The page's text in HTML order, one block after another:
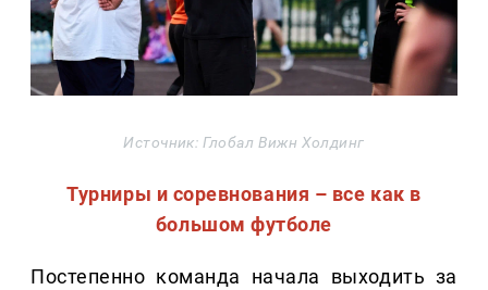
Источник: Глобал Вижн Холдинг
Турниры и соревнования – все как в
большом футболе
Постепенно команда начала выходить за